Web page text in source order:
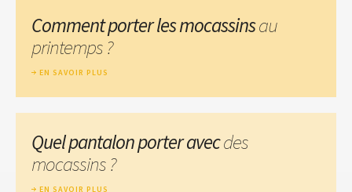
Comment porter les mocassinsau
printemps ?
EN SAVOIR PLUS
Quel pantalon porter avecdes
mocassins ?
EN SAVOIR PLUS